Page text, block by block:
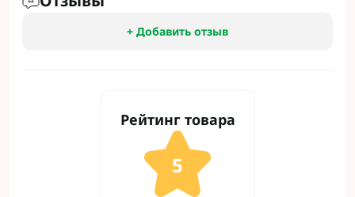
+ Добавить отзыв
Рейтинг товара
5